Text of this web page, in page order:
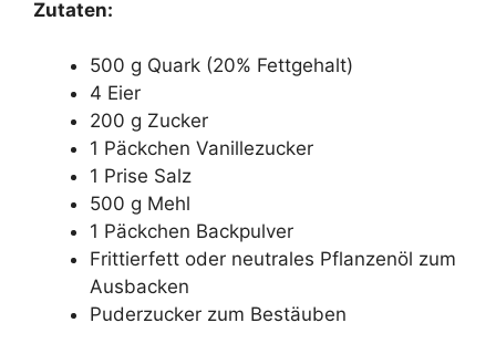
Zutaten:
500 g Quark (20% Fettgehalt)
4 Eier
200 g Zucker
1 Päckchen Vanillezucker
1 Prise Salz
500 g Mehl
1 Päckchen Backpulver
Frittierfett oder neutrales Pflanzenöl zum
Ausbacken
Puderzucker zum Bestäuben